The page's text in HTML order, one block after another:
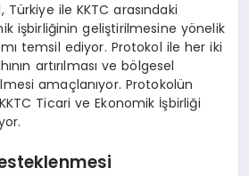
ile KKTC arasındaki
işbirliğinin geliştirilmesine yönelik
temsil ediyor. Protokol ile her iki
artırılması ve bölgesel
amaçlanıyor. Protokolün
Ticari ve Ekonomik İşbirliği